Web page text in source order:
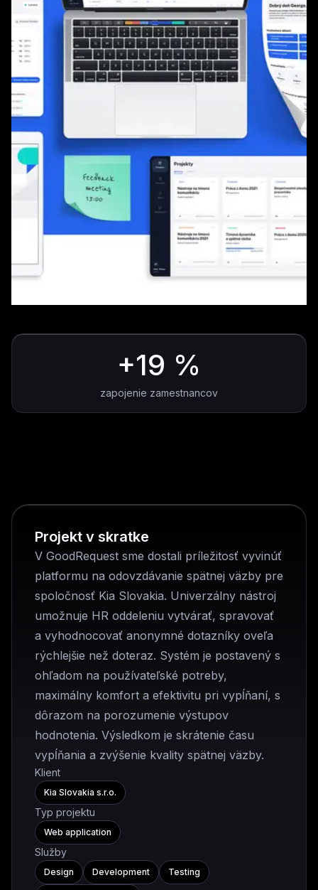
+19 %
zapojenie zamestnancov
Projekt v skratke
V GoodRequest sme dostali príležitosť vyvinúť
platformu na odovzdávanie spätnej väzby pre
spoločnosť Kia Slovakia. Univerzálny nástroj
umožnuje HR oddeleniu vytvárať, spravovať
a vyhodnocovať anonymné dotazníky oveľa
rýchlejšie než doteraz. Systém je postavený s
ohľadom na používateľské potreby,
maximálny komfort a efektivitu pri vypĺňaní, s
dôrazom na porozumenie výstupov
hodnotenia. Výsledkom je skrátenie času
vypĺňania a zvýšenie kvality spätnej väzby.
Klient
Kia Slovakia s.r.o.
Typ projektu
Web application
Služby
Design Development Testing